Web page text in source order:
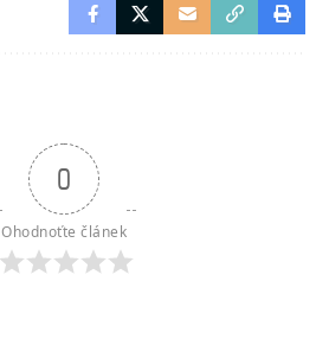
0
Ohodnoťte článek